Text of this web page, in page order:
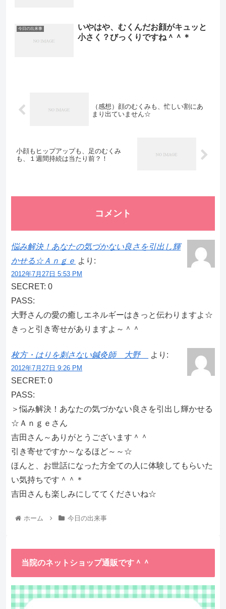
今日の出来事
いやはや、むくんだお顔がキュッと
小さく？びっくりですね＾＾＊
（感想）顔のむくみも、忙しい割にあ
まり出ていません☆
小顔もヒップアップも、足のむくみ
も、１週間持続は当たり前？！
コメント
悩み解決！あなたの気づかない良さを引出し輝
かせる☆Ａｎｇｅ より:
2012年7月27日 5:53 PM
SECRET: 0
PASS:
大野さんの愛の癒しエネルギーはきっと伝わりますよ☆
きっと引き寄せがありますよ～＾＾
枚方・はりを刺さない鍼灸師 大野 より:
2012年7月27日 9:26 PM
SECRET: 0
PASS:
＞悩み解決！あなたの気づかない良さを引出し輝かせる
☆Ａｎｇｅさん
吉田さん～ありがとうございます＾＾
引き寄せですか～なるほど～～☆
ほんと、お世話になった方全ての人に体験してもらいた
い気持ちです＾＾＊
吉田さんも楽しみにしててくださいね☆
ホーム 今日の出来事
当院のネットショップ通販です＾＾